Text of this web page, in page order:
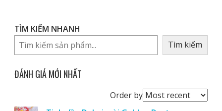
TÌM KIẾM NHANH
Tìm kiếm
ĐÁNH GIÁ MỚI NHẤT
Order byOrder